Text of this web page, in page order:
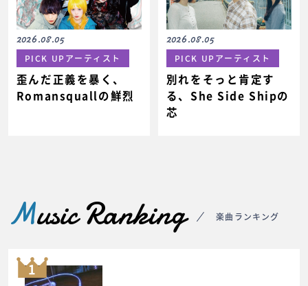
2026.08.05
PICK UPアーティスト
歪んだ正義を暴く、
Romansquallの鮮烈
2026.08.05
PICK UPアーティスト
別れをそっと肯定す
る、She Side Shipの
芯
Music Ranking 楽曲ランキング
1